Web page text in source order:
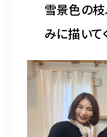
雪景色の
みに描いて